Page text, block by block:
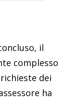
il
complesso
dei
ha